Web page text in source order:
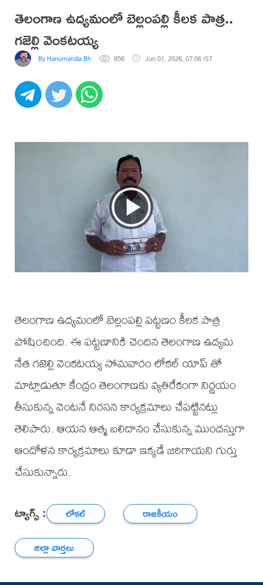
తెలంగాణ ఉద్యమంలో బెల్లంపల్లి కీలక పాత్ర..
గజెల్లి వెంకటయ్య
By Hanumandla Bhadraiah 856 Jun 01, 2026, 07:06 IST
తెలంగాణ ఉద్యమంలో బెల్లంపల్లి పట్టణం కీలక పాత్ర
పోషించింది. ఈ పట్టణానికి చెందిన తెలంగాణ ఉద్యమ
నేత గజెల్లి వెంకటయ్య సోమవారం లోకల్ యాప్ తో
మాట్లాడుతూ కేంద్రం తెలంగాణకు వ్యతిరేకంగా నిర్ణయం
తీసుకున్న వెంటనే నిరసన కార్యక్రమాలు చేపట్టినట్లు
తెలిపారు. ఆయన ఆత్మ బలిదానం చేసుకున్న ముందస్తుగా
ఆందోళన కార్యక్రమాలు కూడా ఇక్కడే జరిగాయని గుర్తు
చేసుకున్నారు.
ట్యాగ్స్ : లోకల్
రాజకీయం
జిల్లా వార్తలు